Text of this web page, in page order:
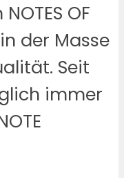
OF
der Masse
Seit
immer